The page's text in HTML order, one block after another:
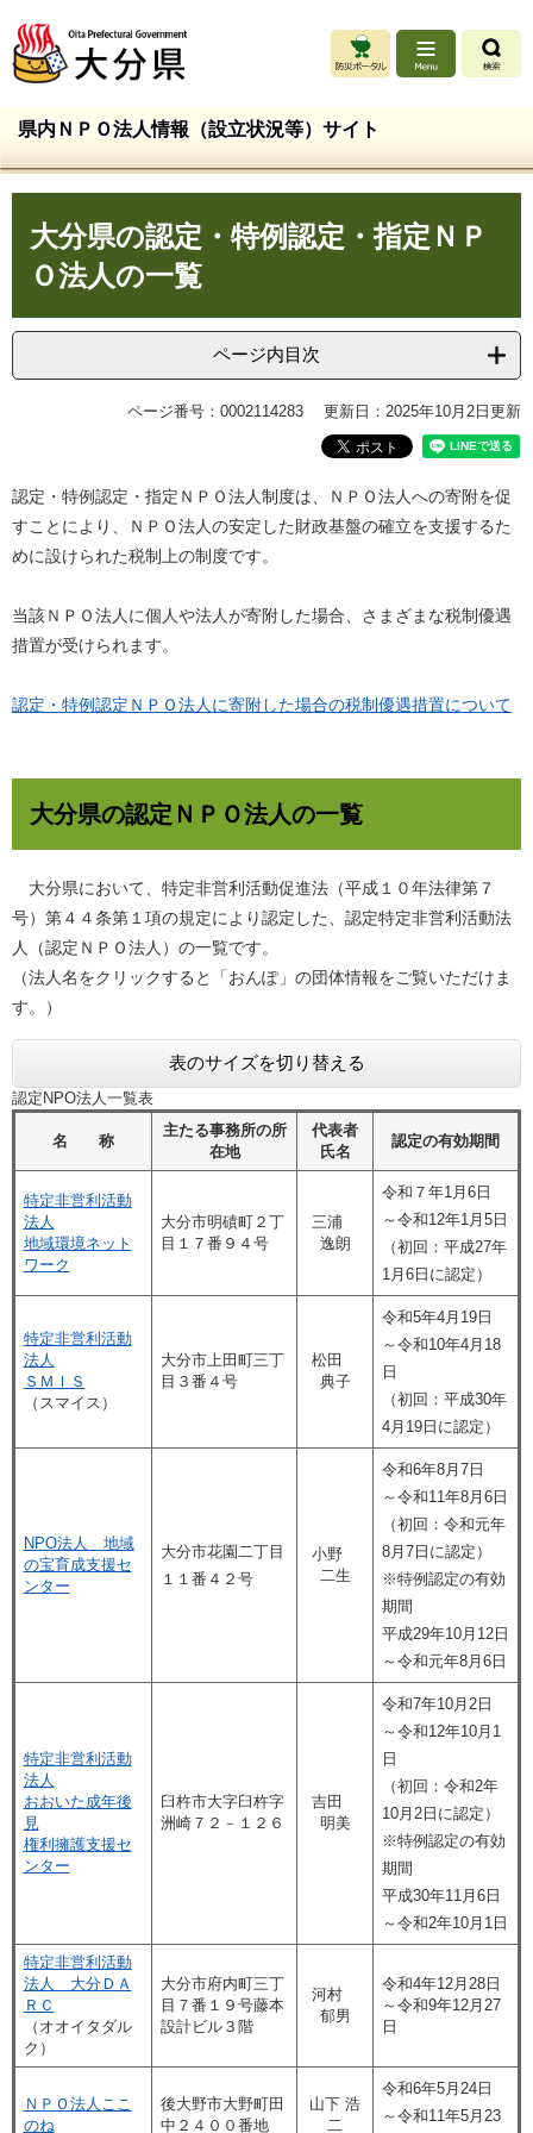
ジ
先
ュ
を
県内ＮＰＯ法人情報（設立状況等）サイト
大分県の認定・特例認定・指定ＮＰ
Ｏ法人の一覧
ページ内目次
ページ番号：0002114283 更新日：2025年10月2日更新
認定・特例認定・指定ＮＰＯ法人制度は、ＮＰＯ法人への寄附を促
すことにより、ＮＰＯ法人の安定した財政基盤の確立を支援するた
めに設けられた税制上の制度です。
当該ＮＰＯ法人に個人や法人が寄附した場合、さまざまな税制優遇
措置が受けられます。
認定・特例認定ＮＰＯ法人に寄附した場合の税制優遇措置について
大分県の認定ＮＰＯ法人の一覧
大分県において、特定非営利活動促進法（平成１０年法律第７
号）第４４条第１項の規定により認定した、認定特定非営利活動法
人（認定ＮＰＯ法人）の一覧です。
（法人名をクリックすると「おんぽ」の団体情報をご覧いただけま
す。）
表のサイズを切り替える
認定NPO法人一覧表
名 称
主たる事務所の所
在地
代表者
氏名
認定の有効期間
特定非営利活動
法人
地域環境ネット
ワーク
大分市明磧町２丁
目１７番９４号
三浦
逸朗
令和７年1月6日
～令和12年1月5日
（初回：平成27年
1月6日に認定）
特定非営利活動
法人
ＳＭＩＳ
（スマイス）
大分市上田町三丁
目３番４号
松田
典子
令和5年4月19日
～令和10年4月18
日
（初回：平成30年
4月19日に認定）
NPO法人 地域
の宝育成支援セ
ンター
大分市花園二丁目
１１番４２号
小野
二生
令和6年8月7日
～令和11年8月6日
​（初回：令和元年
8月7日に認定）
※特例認定の有効
期間
平成29年10月12日
～令和元年8月6日
特定非営利活動
法人
おおいた成年後
見
権利擁護支援セ
ンター
臼杵市大字臼杵字
洲崎７２－１２６
吉田
明美
令和7年10月2日
～令和12年10月1
日
​（初回：令和2年
10月2日に認定）
※特例認定の有効
期間
平成30年11月6日
～令和2年10月1日
特定非営利活動
法人 大分ＤＡ
ＲＣ
（オオイタダル
ク）
大分市府内町三丁
目７番１９号藤本
設計ビル３階
河村
郁男
令和4年12月28日
～令和9年12月27
日
ＮＰＯ法人ここ
のね
後大野市大野町田
中２４００番地
山下 浩
二
令和6年5月24日
～令和11年5月23